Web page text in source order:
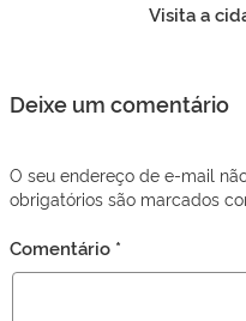
Visita a
Deixe um comentário
O seu endereço de e-mail
obrigatórios são marcados
Comentário *